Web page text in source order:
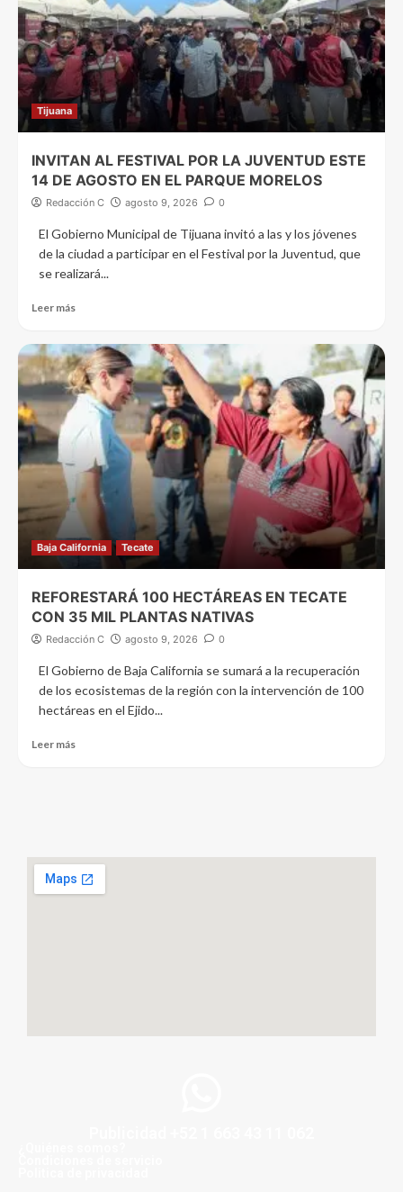
Tijuana
INVITAN AL FESTIVAL POR LA JUVENTUD ESTE
14 DE AGOSTO EN EL PARQUE MORELOS
Redacción C agosto 9, 2026 0
El Gobierno Municipal de Tijuana invitó a las y los jóvenes
de la ciudad a participar en el Festival por la Juventud, que
se realizará...
Leer más
Baja California Tecate
REFORESTARÁ 100 HECTÁREAS EN TECATE
CON 35 MIL PLANTAS NATIVAS
Redacción C agosto 9, 2026 0
El Gobierno de Baja California se sumará a la recuperación
de los ecosistemas de la región con la intervención de 100
hectáreas en el Ejido...
Leer más